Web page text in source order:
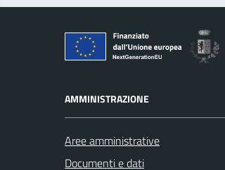
AMMINISTRAZIONE
Aree amministrative
Documenti e dati